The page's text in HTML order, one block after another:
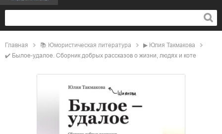
Главная 📚 юмористическая литература ▶ Юлия Такмакова
✔️ Былое-удалое. Сборник добрых рассказов о жизни, людях и коте